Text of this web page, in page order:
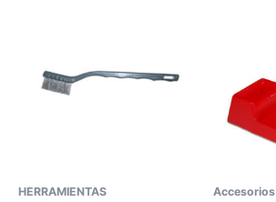
HERRAMIENTAS Accesorios